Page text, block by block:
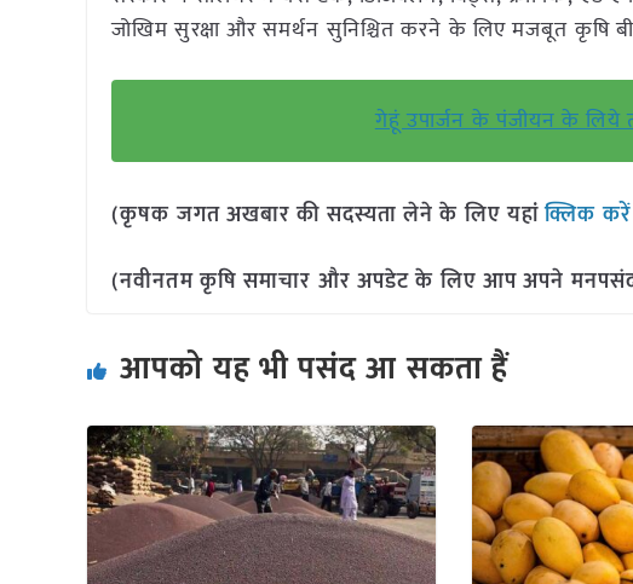
जोखिम सुरक्षा और समर्थन सुनिश्चित करने के लिए मजबूत कृषि
गेहूं उपार्जन के पंजीयन के लिये
(कृषक जगत अखबार की सदस्यता लेने के लिए यहांक्लिक करें
(नवीनतम कृषि समाचार और अपडेट के लिए आप अपने
आपको यह भी पसंद आ सकता हैं